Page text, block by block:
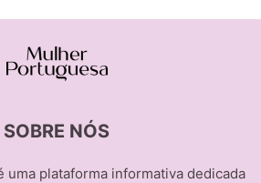
SOBRE NÓS
uma plataforma informativa dedicada